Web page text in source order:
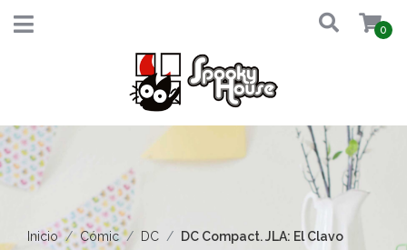
0
Inicio Cómic DC DC Compact. JLA: El Clavo